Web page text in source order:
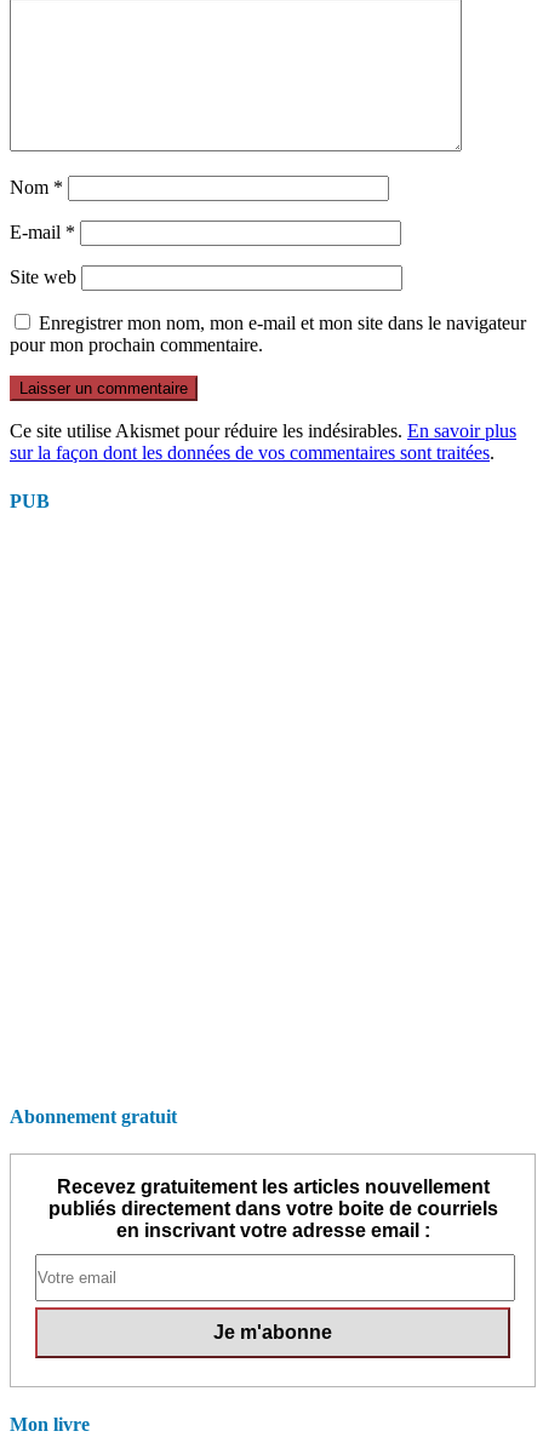
Nom *
E-mail *
Site web
Enregistrer mon nom, mon e-mail et mon site dans le navigateur
pour mon prochain commentaire.
Ce site utilise Akismet pour réduire les indésirables. En savoir plus
sur la façon dont les données de vos commentaires sont traitées.
PUB
Abonnement gratuit
Recevez gratuitement les articles nouvellement
publiés directement dans votre boite de courriels
en inscrivant votre adresse email :
Mon livre